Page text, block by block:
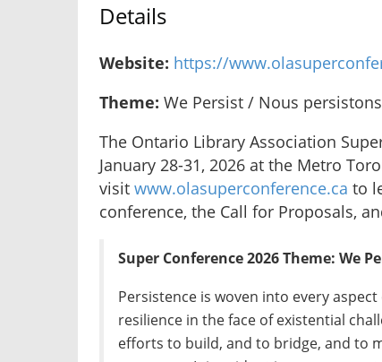
Details
Website: https://
Theme: We Persist / Nous persistons
The Ontario Library Association
January 28-31, 2026 at the Metro
visit www.olasuperconference.ca to
conference, the Call for Proposals,
Super Conference 2026 Theme: We
Persistence is woven into every
resilience in the face of existential
efforts to build, and to bridge, and to